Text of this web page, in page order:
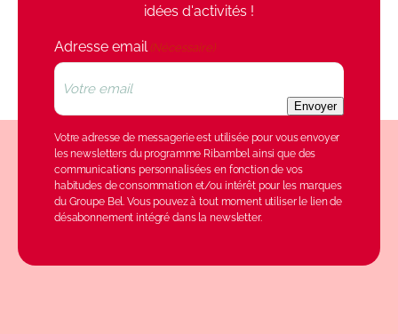
idées d'activités !
Adresse email (Nécessaire)
Envoyer
Votre adresse de messagerie est utilisée pour vous envoyer
les newsletters du programme Ribambel ainsi que des
communications personnalisées en fonction de vos
habitudes de consommation et/ou intérêt pour les marques
du Groupe Bel. Vous pouvez à tout moment utiliser le lien de
désabonnement intégré dans la newsletter.